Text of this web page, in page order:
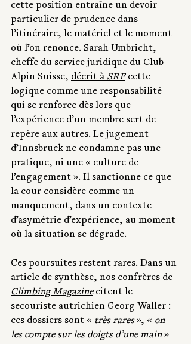
cette position entraîne un devoir
particulier de prudence dans
l’itinéraire, le matériel et le moment
où l’on renonce. Sarah Umbricht,
cheffe du service juridique du Club
Alpin Suisse, décrit à SRF cette
logique comme une responsabilité
qui se renforce dès lors que
l’expérience d’un membre sert de
repère aux autres. Le jugement
d’Innsbruck ne condamne pas une
pratique, ni une « culture de
l’engagement ». Il sanctionne ce que
la cour considère comme un
manquement, dans un contexte
d’asymétrie d’expérience, au moment
où la situation se dégrade.
Ces poursuites restent rares. Dans un
article de synthèse, nos confrères de
Climbing Magazine citent le
secouriste autrichien Georg Waller :
ces dossiers sont « très rares », « on
les compte sur les doigts d’une main »